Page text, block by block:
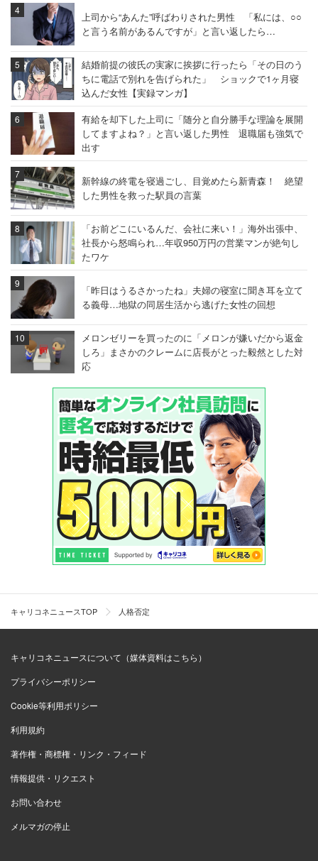
上司から“あんた”呼ばわりされた男性 「私には、○○
と言う名前があるんですが」と言い返したら…
結婚前提の彼氏の実家に挨拶に行ったら「その日のう
ちに電話で別れを告げられた」 ショックで1ヶ月寝
込んだ女性【実録マンガ】
有給を却下した上司に「随分と自分勝手な理論を展開
してますよね？」と言い返した男性 退職届も強気で
出す
新幹線の終電を寝過ごし、目覚めたら新青森！ 絶望
した男性を救った駅員の言葉
「お前どこにいるんだ、会社に来い！」海外出張中、
社長から怒鳴られ…年収950万円の営業マンが絶句し
たワケ
「昨日はうるさかったね」夫婦の寝室に聞き耳を立て
る義母…地獄の同居生活から逃げた女性の回想
メロンゼリーを買ったのに「メロンが嫌いだから返金
しろ」まさかのクレームに店長がとった毅然とした対
応
キャリコネニュースTOP 人格否定
キャリコネニュースについて（媒体資料はこちら）
プライバシーポリシー
Cookie等利用ポリシー
利用規約
著作権・商標権・リンク・フィード
情報提供・リクエスト
お問い合わせ
メルマガの停止